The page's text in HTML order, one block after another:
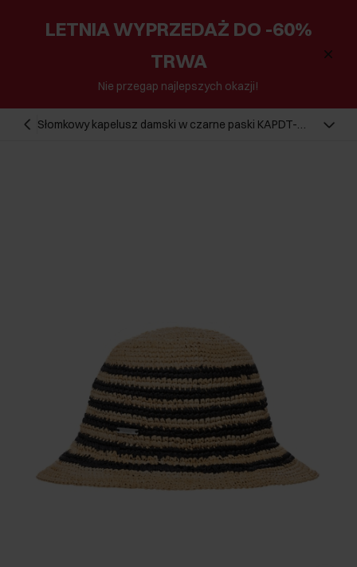
LETNIA WYPRZEDAŻ DO -60%
TRWA
Nie przegap najlepszych okazji!
Słomkowy kapelusz damski w czarne paski KAPDT-